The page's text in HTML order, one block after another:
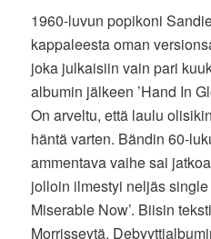
1960-luvun popikoni
kappaleesta oman
joka julkaisiin vain pari
albumin jälkeen ’Hand In
On arveltu, että laulu
häntä varten. Bändin 60-
ammentava vaihe sai
jolloin ilmestyi neljäs single
Miserable Now’. Biisin
Morrisseytä.